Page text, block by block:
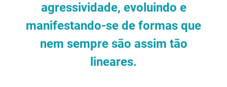
agressividade, evoluindo e
manifestando-se de formas que
nem sempre são assim tão
lineares.